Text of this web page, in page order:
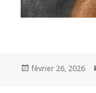
Posted
février 26, 2026